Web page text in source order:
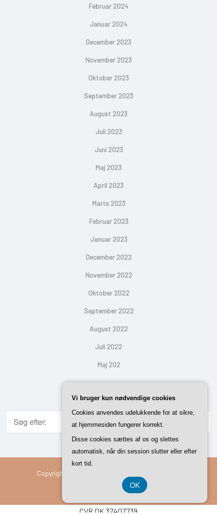
Februar 2024
Januar 2024
December 2023
November 2023
Oktober 2023
September 2023
August 2023
Juli 2023
Juni 2023
Maj 2023
April 2023
Marts 2023
Februar 2023
Januar 2023
December 2022
November 2022
Oktober 2022
September 2022
August 2022
Juli 2022
Maj 202
Copyright © 2026 Vi Med Hus | Powered By
CVR DK 37407739
Vi bruger kun nødvendige cookies
Cookies anvendes udelukkende for at sikre,
at hjemmesiden fungerer korrekt.
Disse cookies sættes af os og slettes
automatisk, når din session slutter eller efter
kort tid.
OK